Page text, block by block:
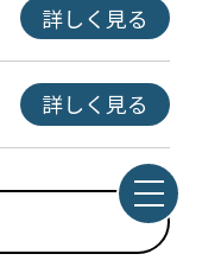
詳しく見る
詳しく見る